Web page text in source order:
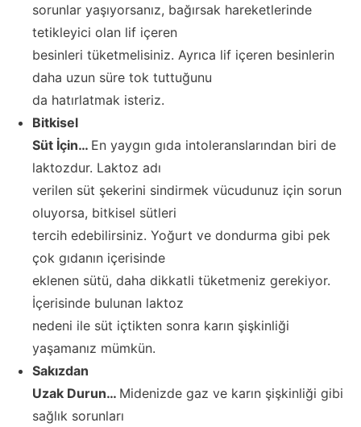
sorunlar yaşıyorsanız, bağırsak hareketlerinde
tetikleyici olan lif içeren
besinleri tüketmelisiniz. Ayrıca lif içeren besinlerin
daha uzun süre tok tuttuğunu
da hatırlatmak isteriz.
Bitkisel
Süt İçin… En yaygın gıda intoleranslarından biri de
laktozdur. Laktoz adı
verilen süt şekerini sindirmek vücudunuz için sorun
oluyorsa, bitkisel sütleri
tercih edebilirsiniz. Yoğurt ve dondurma gibi pek
çok gıdanın içerisinde
eklenen sütü, daha dikkatli tüketmeniz gerekiyor.
İçerisinde bulunan laktoz
nedeni ile süt içtikten sonra karın şişkinliği
yaşamanız mümkün.
Sakızdan
Uzak Durun… Midenizde gaz ve karın şişkinliği gibi
sağlık sorunları